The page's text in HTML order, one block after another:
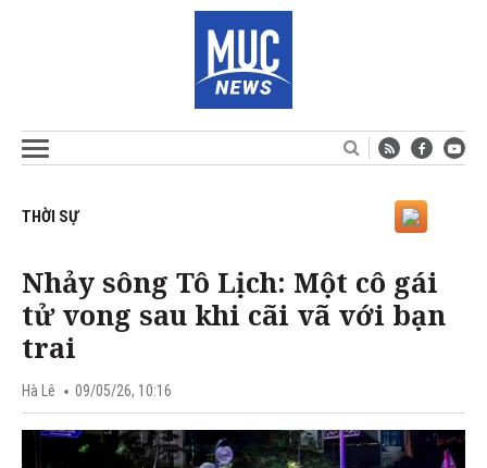
THỜI SỰ
Nhảy sông Tô Lịch: Một cô gái
tử vong sau khi cãi vã với bạn
trai
Hà Lê 09/05/26, 10:16